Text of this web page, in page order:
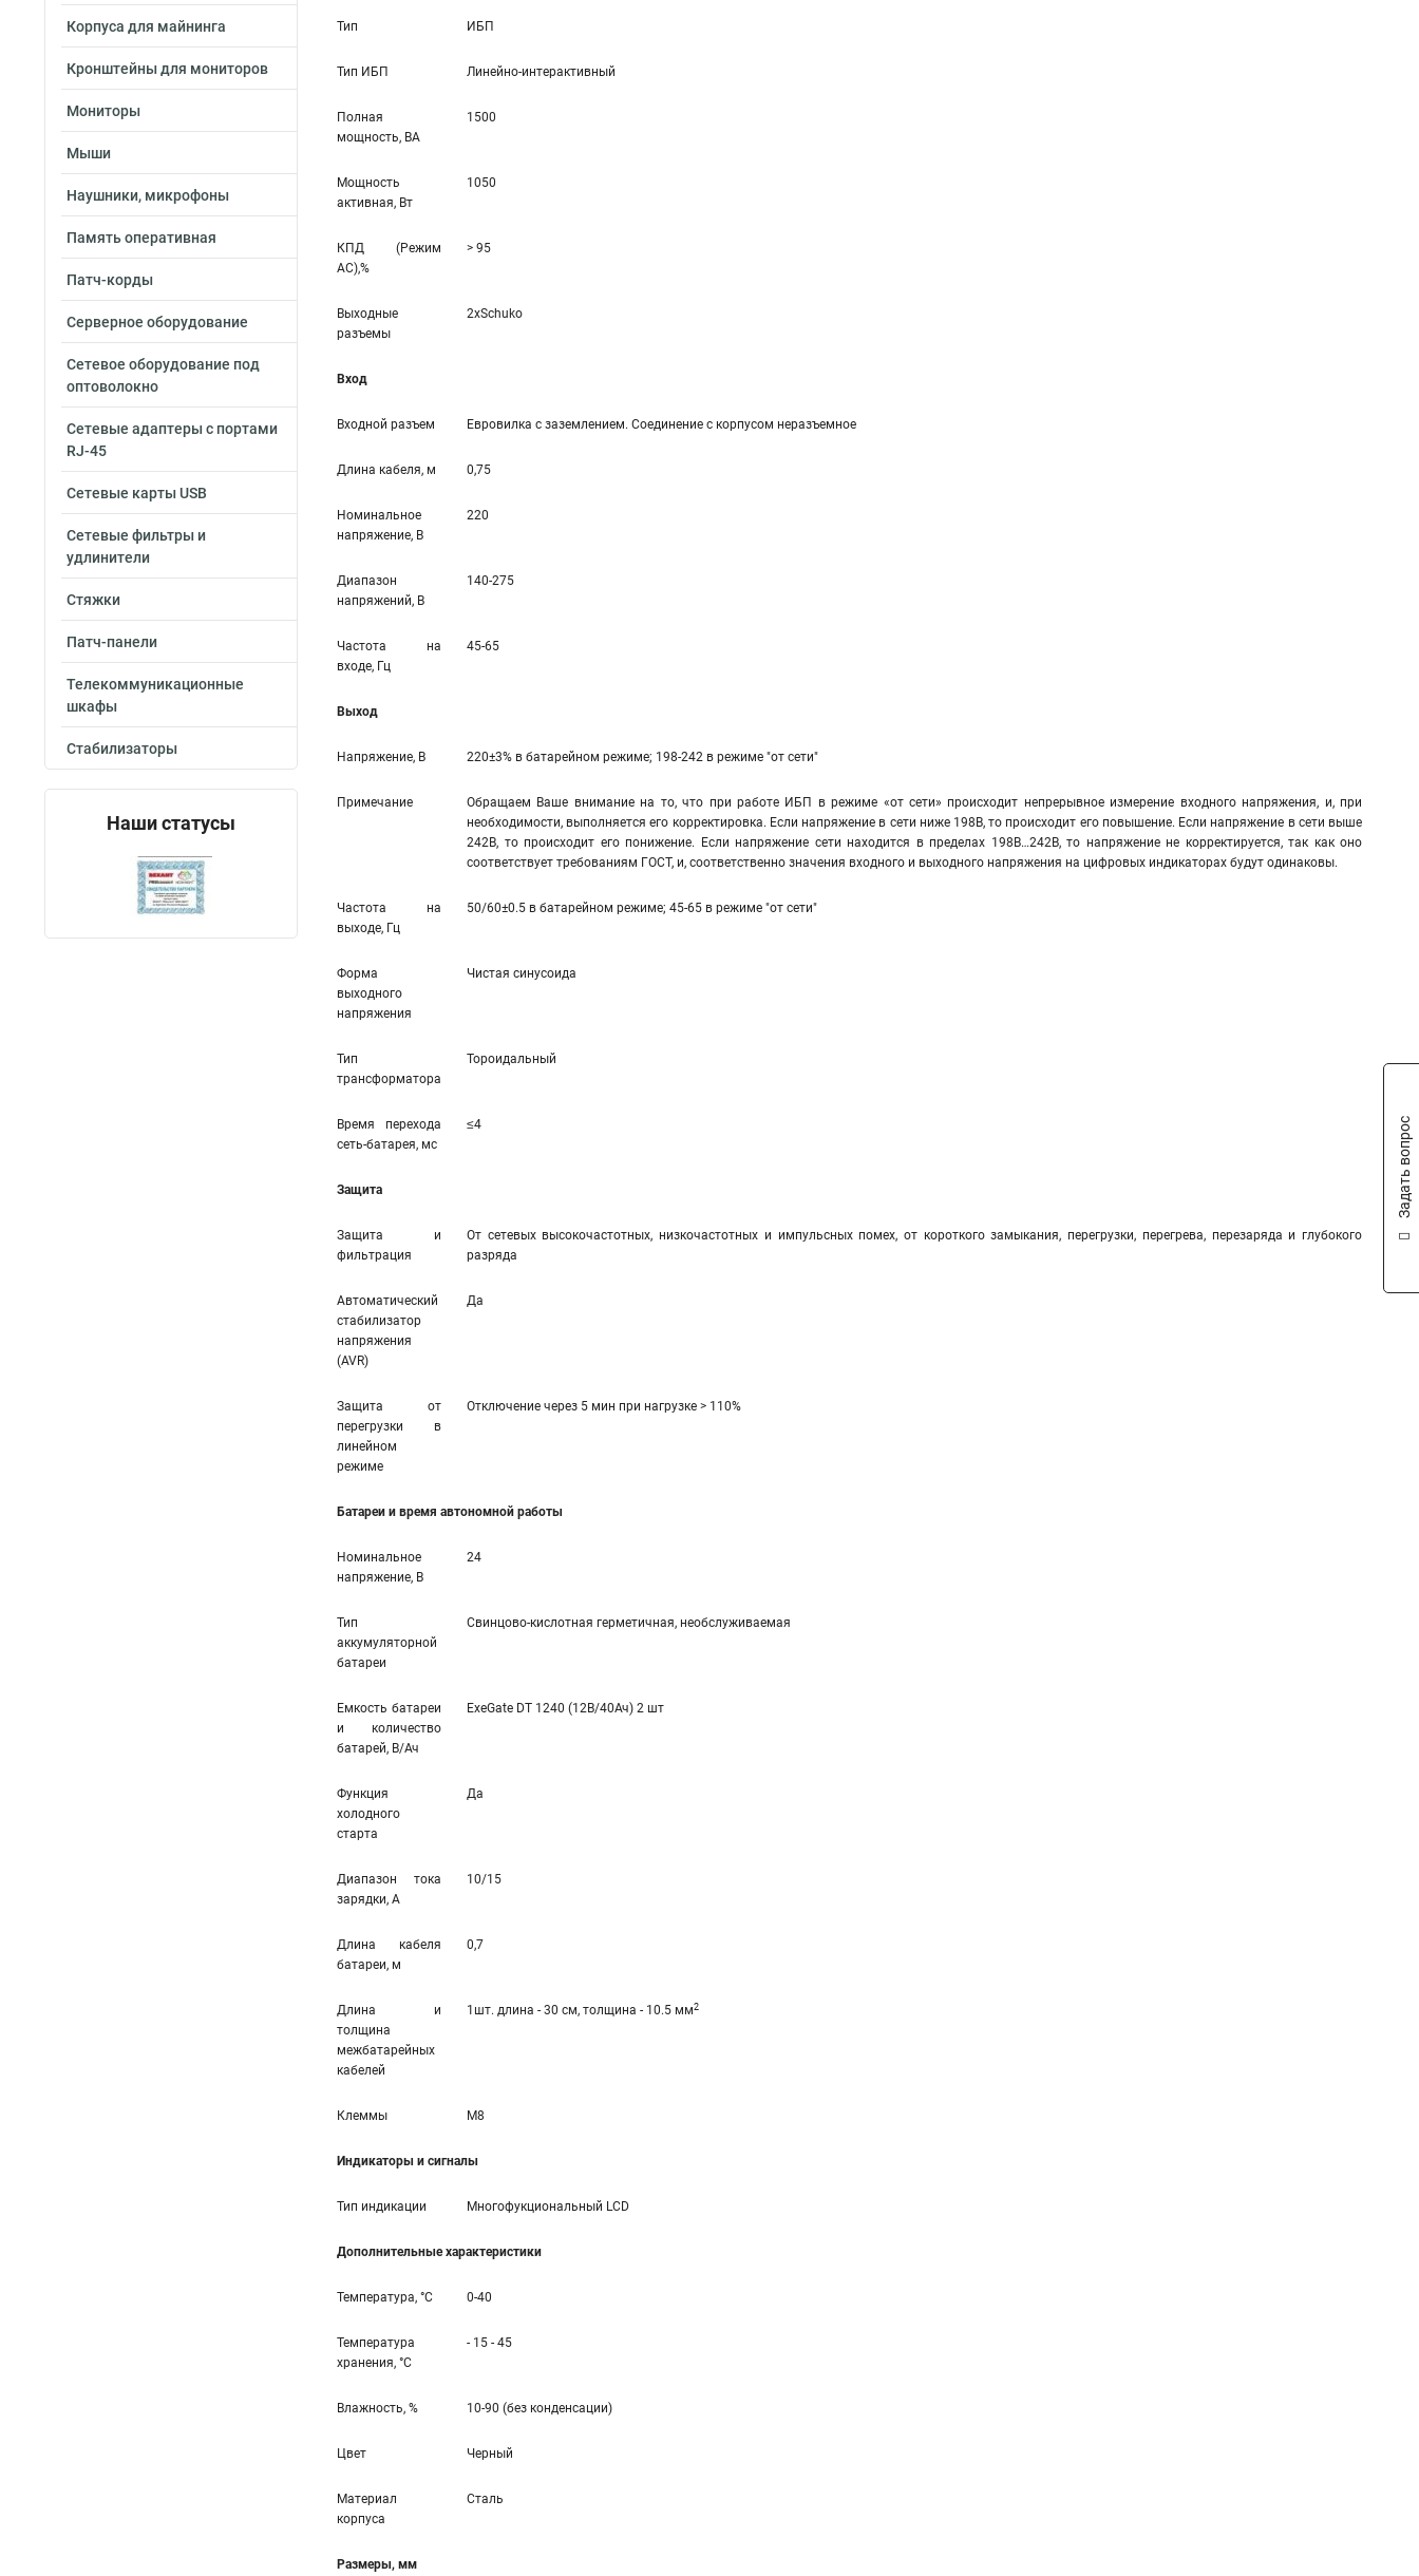
Корпуса для майнинга
Кронштейны для мониторов
Мониторы
Мыши
Наушники, микрофоны
Память оперативная
Патч-корды
Серверное оборудование
Сетевое оборудование под
оптоволокно
Сетевые адаптеры с портами
RJ-45
Сетевые карты USB
Сетевые фильтры и
удлинители
Стяжки
Патч-панели
Телекоммуникационные
шкафы
Стабилизаторы
Наши статусы
Тип ИБП
Тип ИБП Линейно-интерaктивный
Полная
мощность, ВА
1500
Мощность
активная, Вт
1050
КПД (Режим
AC),%
> 95
Выходные
разъемы
2xSchuko
Вход
Входной разъем Евровилка с заземлением. Соединение с корпусом неразъемное
Длина кабеля, м 0,75
Номинальное
напряжение, В
220
Диапазон
напряжений, В
140-275
Частота на
входе, Гц
45-65
Выход
Напряжение, В 220±3% в батарейном режиме; 198-242 в режиме "от сети"
Примечание
Обращаем Ваше внимание на то, что при работе ИБП в режиме «от сети» происходит непрерывное измерение входного напряжения, и, при
необходимости, выполняется его корректировка. Если напряжение в сети ниже 198В, то происходит его повышение. Если напряжение в сети выше
242В, то происходит его понижение. Если напряжение сети находится в пределах 198В…242В, то напряжение не корректируется, так как оно
соответствует требованиям ГОСТ, и, соответственно значения входного и выходного напряжения на цифровых индикаторах будут одинаковы.
Частота на
выходе, Гц
50/60±0.5 в батарейном режиме; 45-65 в режиме "от сети"
Форма
выходного
напряжения
Чистая синусоида
Тип
трансформатора
Тороидальный
Время перехода
сеть-батарея, мс
≤4
Защита
Защита и
фильтрация
От сетевых высокочастотных, низкочастотных и импульсных помех, от короткого замыкания, перегрузки, перегрева, перезаряда и глубокого
разряда
Автоматический
стабилизатор
напряжения
(AVR)
Да
Защита от
перегрузки в
линейном
режиме
Отключение через 5 мин при нагрузке > 110%
Батареи и время автономной работы
Номинальное
напряжение, В
24
Тип
аккумуляторной
батареи
Свинцово-кислотная герметичная, необслуживаемая
Емкость батареи
и количество
батарей, В/Ач
ExeGate DT 1240 (12В/40Ач) 2 шт
Функция
холодного
старта
Да
Диапазон тока
зарядки, А
10/15
Длина кабеля
батареи, м
0,7
Длина и
толщина
межбатарейных
кабелей
1шт. длина - 30 см, толщина - 10.5 мм2
Клеммы M8
Индикаторы и сигналы
Тип индикации Многофукциональный LCD
Дополнительные характеристики
Температура, °С 0-40
Температура
хранения, °С
- 15 - 45
Влажность, % 10-90 (без конденсации)
Цвет Черный
Материал
корпуса
Сталь
Размеры, мм
Задать вопрос